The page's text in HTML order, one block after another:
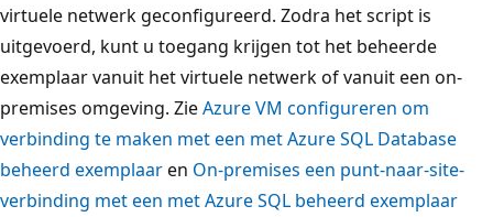
virtuele netwerk geconfigureerd. Zodra het script is
uitgevoerd, kunt u toegang krijgen tot het beheerde
exemplaar vanuit het virtuele netwerk of vanuit een on-
premises omgeving. ZieAzure VM configureren om
verbinding te maken met een met Azure SQL Database
beheerd exemplaaren On-premises een punt-naar-site-
verbinding met een met Azure SQL beheerd exemplaar